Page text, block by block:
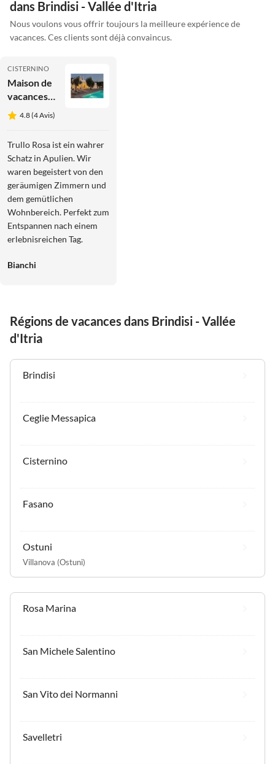
dans Brindisi - Vallée d'Itria
Nous voulons vous offrir toujours la meilleure expérience de
vacances. Ces clients sont déjà convaincus.
CISTERNINO
Maison de
vacances
Trullo en
Puglia
piscine
privée
4.8 (4 Avis)
Trullo Rosa ist ein wahrer
Schatz in Apulien. Wir
waren begeistert von den
geräumigen Zimmern und
dem gemütlichen
Wohnbereich. Perfekt zum
Entspannen nach einem
erlebnisreichen Tag.
Bianchi
Régions de vacances dans Brindisi - Vallée
d'Itria
Brindisi
Ceglie Messapica
Cisternino
Fasano
Ostuni
Villanova (Ostuni)
Rosa Marina
San Michele Salentino
San Vito dei Normanni
Savelletri